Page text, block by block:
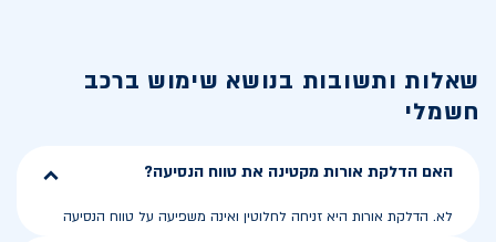
שאלות ותשובות בנושא שימוש ברכב
חשמלי
האם הדלקת אורות מקטינה את טווח הנסיעה?
לא. הדלקת אורות היא זניחה לחלוטין ואינה משפיעה על טווח הנסיעה